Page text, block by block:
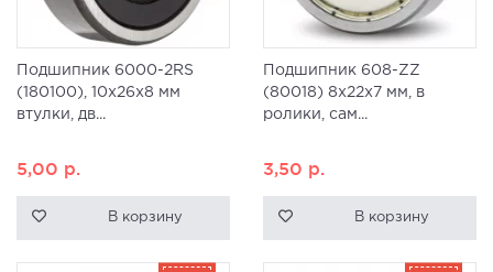
Подшипник 6000-2RS
(180100), 10x26x8 мм
втулки, дв...
5,00 р.
В корзину
Подшипник 608-ZZ
(80018) 8x22x7 мм, в
ролики, сам...
3,50 р.
В корзину